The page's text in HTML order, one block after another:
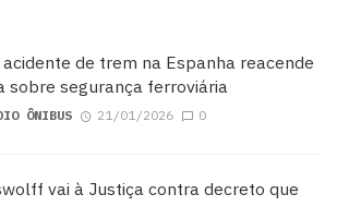
acidente de trem na Espanha reacende
sobre segurança ferroviária
ÔNIBUS 21/01/2026 0
vai à Justiça contra decreto que